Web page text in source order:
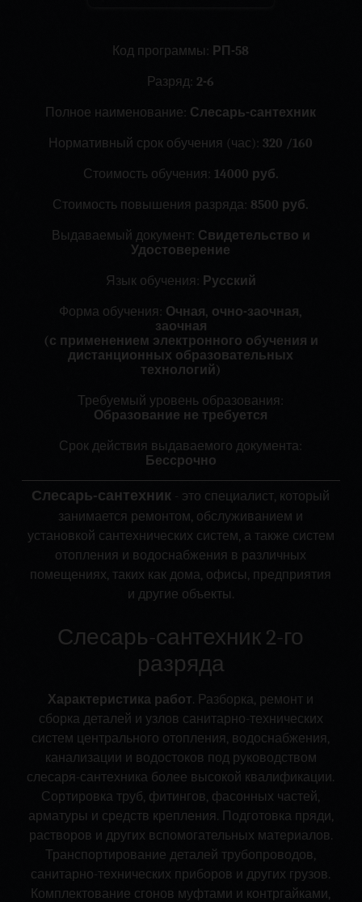
Код программы: РП-58
Разряд: 2-6
Полное наименование: Слесарь-сантехник
Нормативный срок обучения (час): 320 /160
Стоимость обучения: 14000 руб.
Стоимость повышения разряда: 8500 руб.
Выдаваемый документ: Свидетельство и
Удостоверение
Язык обучения: Русский
Форма обучения: Очная, очно-заочная,
заочная
(с применением электронного обучения и
дистанционных образовательных
технологий)
Требуемый уровень образования:
Образование не требуется
Срок действия выдаваемого документа:
Бессрочно
Слесарь-сантехник - это специалист, который
занимается ремонтом, обслуживанием и
установкой сантехнических систем, а также систем
отопления и водоснабжения в различных
помещениях, таких как дома, офисы, предприятия
и другие объекты.
Слесарь-сантехник 2-го
разряда
Характеристика работ. Разборка, ремонт и
сборка деталей и узлов санитарно-технических
систем центрального отопления, водоснабжения,
канализации и водостоков под руководством
слесаря-сантехника более высокой квалификации.
Сортировка труб, фитингов, фасонных частей,
арматуры и средств крепления. Подготовка пряди,
растворов и других вспомогательных материалов.
Транспортирование деталей трубопроводов,
санитарно-технических приборов и других грузов.
Комплектование сгонов муфтами и контргайками,